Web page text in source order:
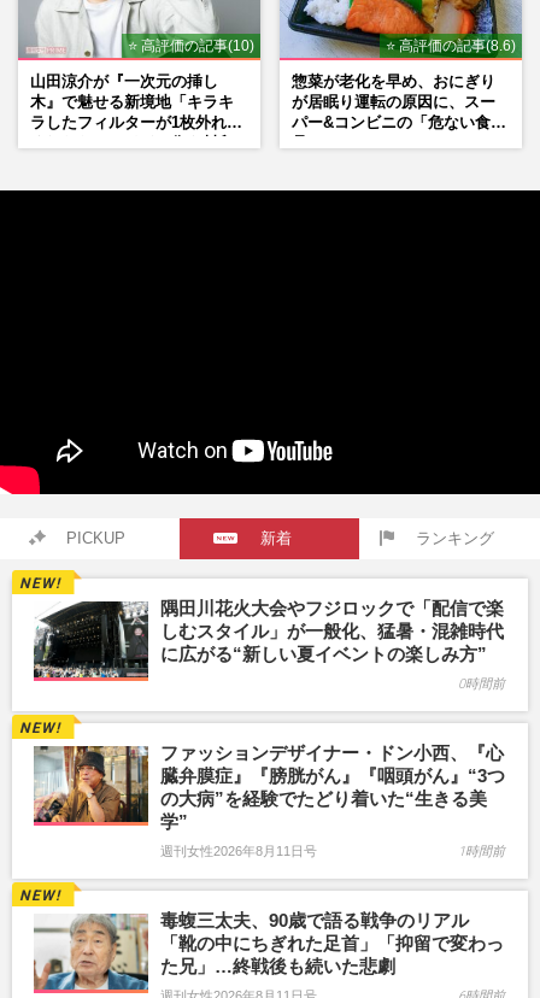
⭐ 高評価の記事(10)
山田涼介が『一次元の挿し
木』で魅せる新境地「キラキ
ラしたフィルターが1枚外れて
⭐ 高評価の記事(8.6)
惣菜が老化を早め、おにぎり
が居眠り運転の原因に、スー
パー&コンビニの「危ない食
PICKUP 新着 ランキング
隅田川花火大会やフジロックで「配信で楽
しむスタイル」が一般化、猛暑・混雑時代
に広がる“新しい夏イベントの楽しみ方”
0時間前
ファッションデザイナー・ドン小西、『心
臓弁膜症』『膀胱がん』『咽頭がん』“3つ
の大病”を経験でたどり着いた“生きる美
学”
週刊女性2026年8月11日号 1時間前
毒蝮三太夫、90歳で語る戦争のリアル
「靴の中にちぎれた足首」「抑留で変わっ
た兄」…終戦後も続いた悲劇